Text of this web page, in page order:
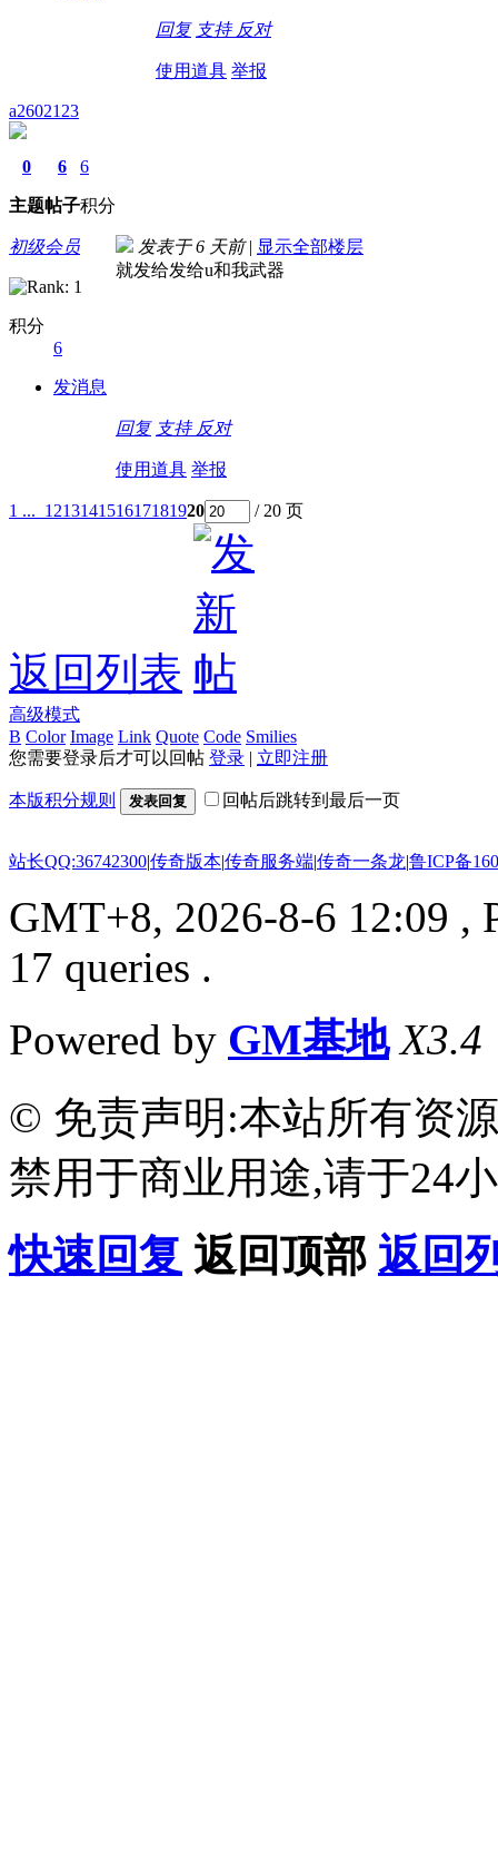
回复 支持 反对
使用道具 举报
a2602123
0
主题
6
帖子
6
积分
初级会员
积分
6
发消息
发表于6 天前 | 显示全部楼层
就发给发给u和我武器
回复 支持 反对
使用道具 举报
1 ... 121314151617181920 / 20 页
返回列表
高级模式
B Color Image Link Quote Code Smilies
您需要登录后才可以回帖 登录 | 立即注册
本版积分规则 发表回复 回帖后跳转到最后一页
站长QQ:36742300|传奇版本|传奇服务端|传奇一条龙|鲁ICP备
GMT+8, 2026-8-6 12:09 ,
17 queries .
Powered by GM基地 X3.4
© 免责声明:本站所有资
禁用于商业用途,请于24
快速回复 返回顶部 返回